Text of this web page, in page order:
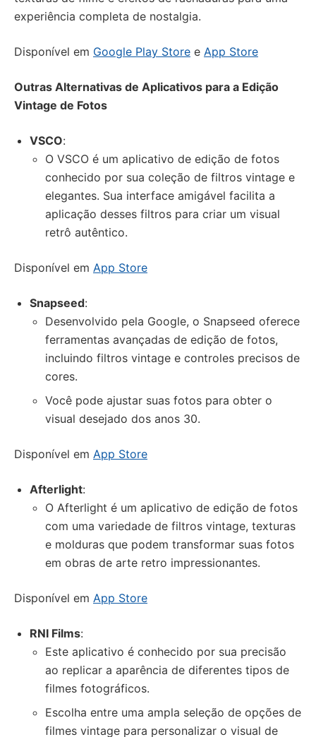
experiência completa de nostalgia.
Disponível em Google Play Store e App Store
Outras Alternativas de Aplicativos para a Edição
Vintage de Fotos
VSCO:
O VSCO é um aplicativo de edição de fotos
conhecido por sua coleção de filtros vintage e
elegantes. Sua interface amigável facilita a
aplicação desses filtros para criar um visual
retrô autêntico.
Disponível em App Store
Snapseed:
Desenvolvido pela Google, o Snapseed oferece
ferramentas avançadas de edição de fotos,
incluindo filtros vintage e controles precisos de
cores.
Você pode ajustar suas fotos para obter o
visual desejado dos anos 30.
Disponível em App Store
Afterlight:
O Afterlight é um aplicativo de edição de fotos
com uma variedade de filtros vintage, texturas
e molduras que podem transformar suas fotos
em obras de arte retro impressionantes.
Disponível em App Store
RNI Films:
Este aplicativo é conhecido por sua precisão
ao replicar a aparência de diferentes tipos de
filmes fotográficos.
Escolha entre uma ampla seleção de opções de
filmes vintage para personalizar o visual de